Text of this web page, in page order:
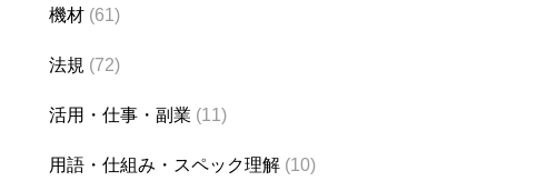
機材 (61)
法規 (72)
活用・仕事・副業 (11)
用語・仕組み・スペック理解 (10)